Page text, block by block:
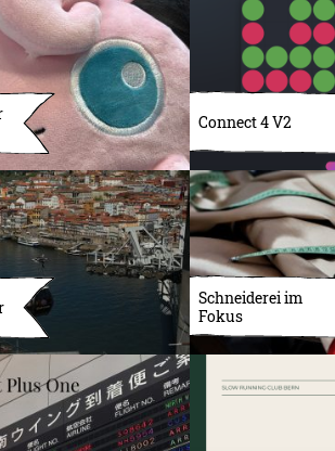
Connect 4 V2
Schneiderei im
Fokus